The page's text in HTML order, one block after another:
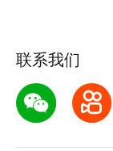
联系我们